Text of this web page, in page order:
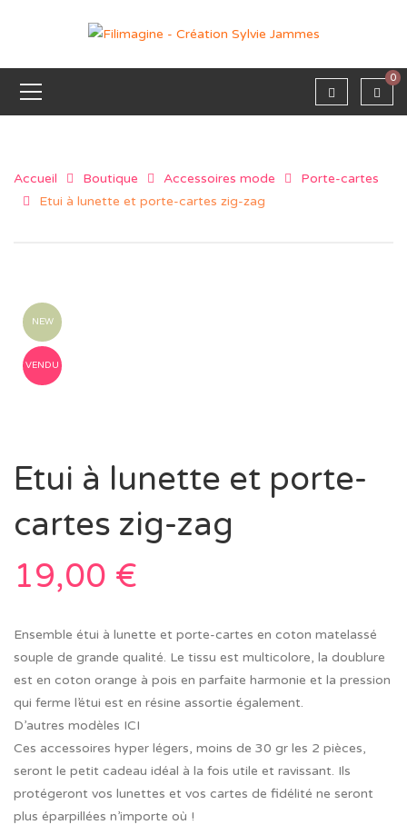
0
Accueil Boutique Accessoires mode
Porte-cartes
Etui à lunette et porte-cartes zig-zag
NEW
VENDU
Etui à lunette et porte-
cartes zig-zag
19,00 €
Ensemble étui à lunette et porte-cartes en coton matelassé
souple de grande qualité. Le tissu est multicolore, la doublure
est en coton orange à pois en parfaite harmonie et la pression
qui ferme l’étui est en résine assortie également.
D’autres modèles ICI
Ces accessoires hyper légers, moins de 30 gr les 2 pièces,
seront le petit cadeau idéal à la fois utile et ravissant. Ils
protégeront vos lunettes et vos cartes de fidélité ne seront
plus éparpillées n’importe où !